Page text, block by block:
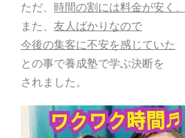
ただ、 時間の割には料金が安く、
また、 友人ばかりなので
今後の集客に不安を感じていた
との事で養成塾で学ぶ決断を
されました。